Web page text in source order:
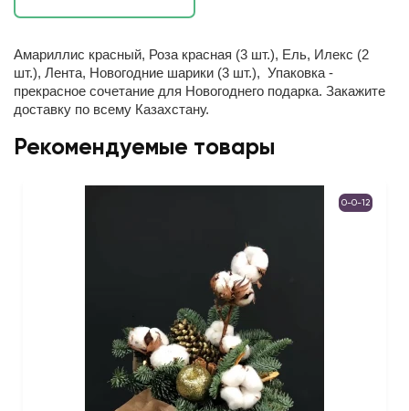
Амариллис красный, Роза красная (3 шт.), Ель, Илекс (2
шт.), Лента, Новогодние шарики (3 шт.), Упаковка -
прекрасное сочетание для Новогоднего подарка. Закажите
доставку по всему Казахстану.
Рекомендуемые товары
0-0-12